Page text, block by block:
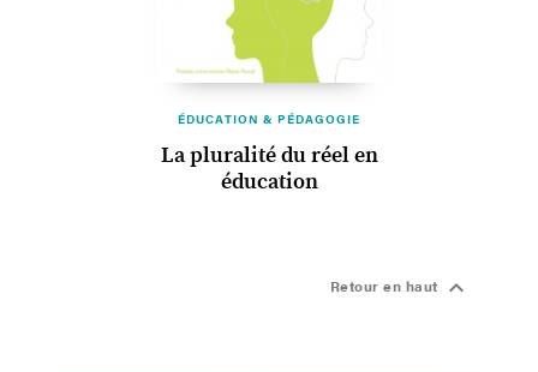
ÉDUCATION & PÉDAGOGIE
La pluralité du réel en
éducation
Retour en haut 